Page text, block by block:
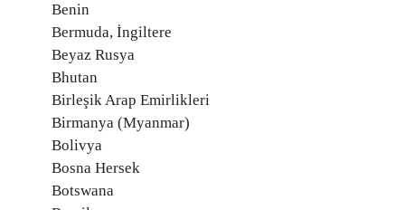
Benin
Bermuda, İngiltere
Beyaz Rusya
Bhutan
Birleşik Arap Emirlikleri
Birmanya (Myanmar)
Bolivya
Bosna Hersek
Botswana